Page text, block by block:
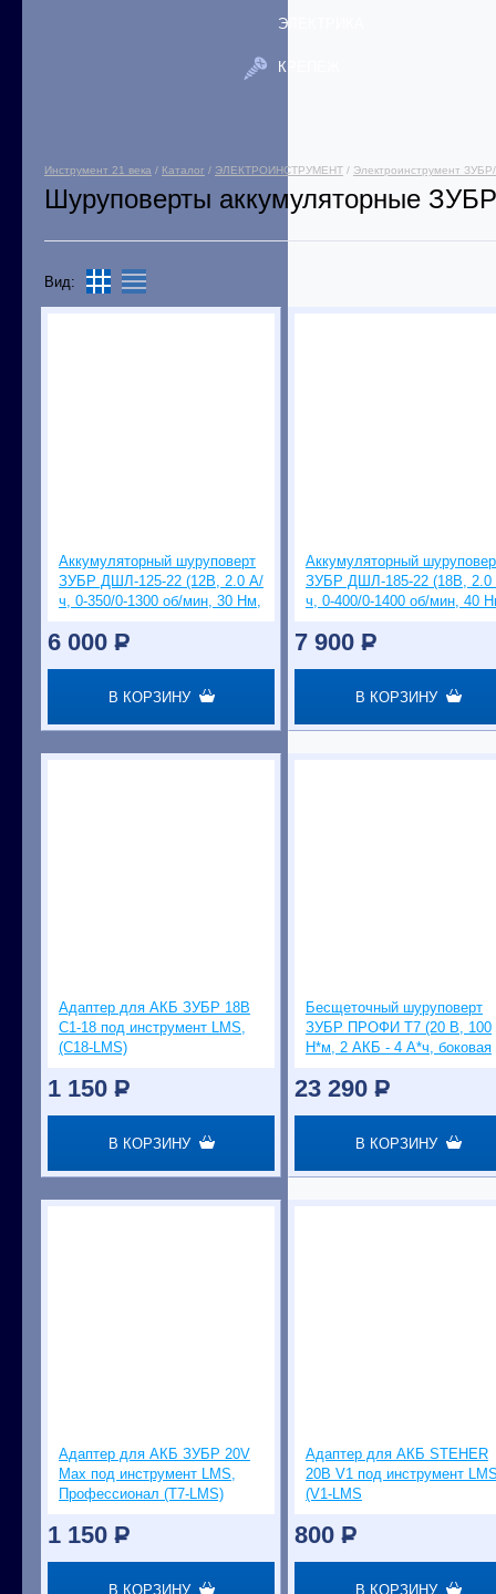
ЭЛЕКТРИКА
КРЕПЕЖ
Инструмент 21 века / Каталог / ЭЛЕКТРОИНСТРУМЕНТ / Электроинструмент
Шуруповерты аккумуляторные ЗУБР
Вид:
Аккумуляторный шуруповерт
ЗУБР ДШЛ-125-22 (12В, 2.0 А/
ч, 0-350/0-1300 об/мин, 30 Нм,
6 000 P
В КОРЗИНУ
Аккумуляторный
ЗУБР ДШЛ-185-22 (18В, 2.0
ч, 0-400/0-1400 об/мин, 40
7 900 P
В КОРЗИНУ
Адаптер для АКБ ЗУБР 18В
С1-18 под инструмент LMS,
(C18-LMS)
1 150 P
В КОРЗИНУ
Бесщеточный шуруповерт
ЗУБР ПРОФИ Т7 (20 В, 100
Н*м, 2 АКБ - 4 А*ч, боковая
23 290 P
В КОРЗИНУ
Адаптер для АКБ ЗУБР 20V
Max под инструмент LMS,
Профессионал (T7-LMS)
1 150 P
В КОРЗИНУ
Адаптер для АКБ STEHER
20В V1 под инструмент
(V1-LMS
800 P
В КОРЗИНУ